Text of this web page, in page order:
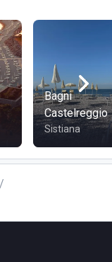
Bagni
Castelreggio
Sistiana